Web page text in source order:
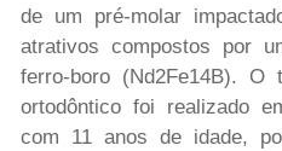
de um pré-molar
atrativos compostos por
ferro-boro (Nd2Fe14B). O
ortodôntico foi realizado
com 11 anos de idade,